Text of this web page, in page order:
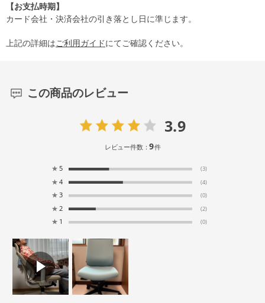
【お支払時期】
カード会社・決済会社の引き落とし日に準じます。
上記の詳細はご利用ガイドにてご確認ください。
この商品のレビュー
3.9
レビュー件数：9件
★ 5 (3)
★ 4 (4)
★ 3 (0)
★ 2 (2)
★ 1 (0)